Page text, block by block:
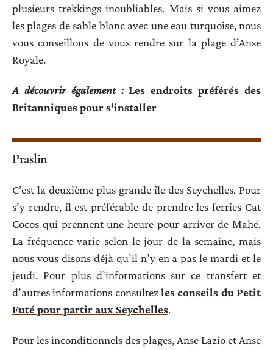
plusieurs trekkings inoubliables. Mais si vous aimez
les plages de sable blanc avec une eau turquoise, nous
vous conseillons de vous rendre sur la plage d’Anse
Royale.
A découvrir également : Les endroits préférés des
Britanniques pour s'installer
Praslin
C’est la deuxième plus grande île des Seychelles. Pour
s’y rendre, il est préférable de prendre les ferries Cat
Cocos qui prennent une heure pour arriver de Mahé.
La fréquence varie selon le jour de la semaine, mais
nous vous disons déjà qu’il n’y en a pas le mardi et le
jeudi. Pour plus d’informations sur ce transfert et
d’autres informations consultezles conseils du Petit
Futé pour partir aux Seychelles.
Pour les inconditionnels des plages, Anse Lazio et Anse